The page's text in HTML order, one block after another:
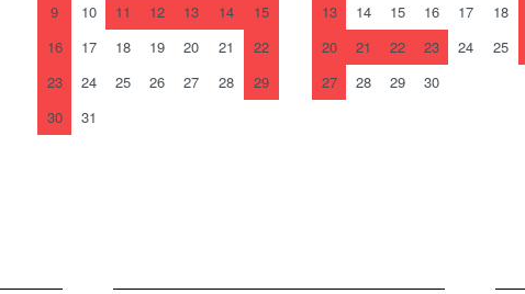
9
10 11 12 13 14
15
16
17 18 19 20 21
22
23
24 25 26 27 28
29
30
31
13
14 15 16 17 18
20
21 22 23 24 25
27
28 29 30